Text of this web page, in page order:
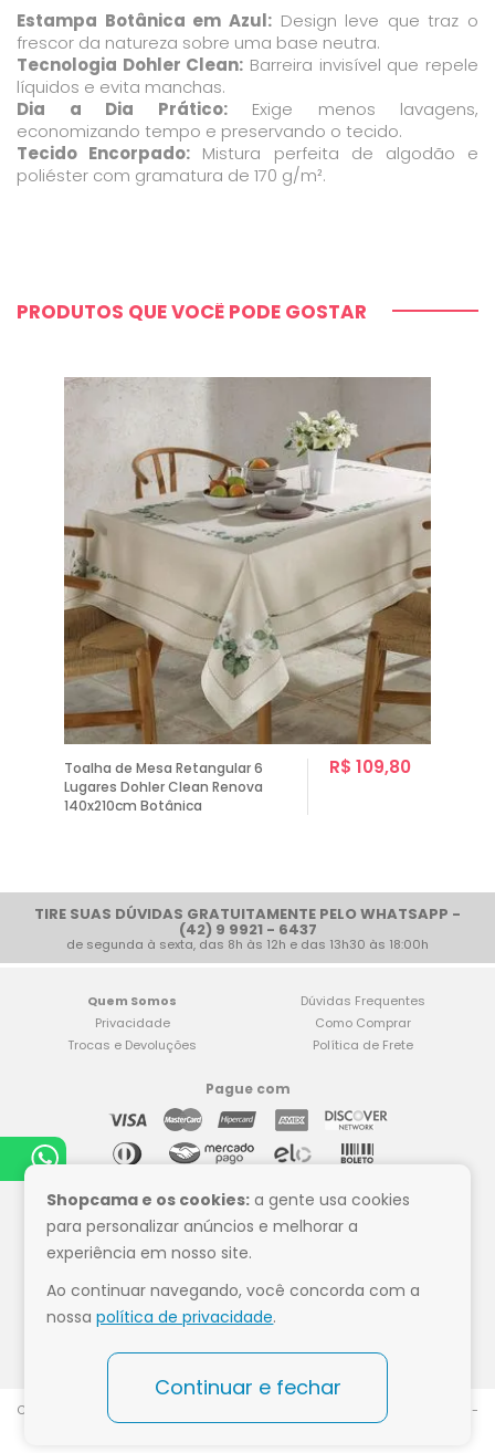
Estampa Botânica em Azul:Design leve que traz o
frescor da natureza sobre uma base neutra.
Tecnologia Dohler Clean: Barreira invisível que repele
líquidos e evita manchas.
Dia a Dia Prático:Exige menos lavagens,
economizando tempo e preservando o tecido.
Tecido Encorpado: Mistura perfeita de algodão e
poliéster com gramatura de 170 g/m².
PRODUTOS QUE VOCÊ PODE GOSTAR
Toalha de Mesa Retangular 6
Lugares Dohler Clean Renova
140x210cm Botânica
R$ 109,80
TIRE SUAS DÚVIDAS GRATUITAMENTE PELO WHATSAPP -
(42) 9 9921 - 6437
de segunda à sexta, das 8h às 12h e das 13h30 às 18:00h
Quem Somos
Privacidade
Trocas e Devoluções
Dúvidas Frequentes
Como Comprar
Política de Frete
Pague com
Compre tranquilo
Siga a Shop Cama
CNPJ:07.532.684.0002-00 - Razão Social: ShopCama - Rod Br 153, Km 75 -
Paulo Frontin - PR CEP 84635-000 Whats - (42) 9 9921-6437 - Todos os
Shopcama e os cookies: a gente usa cookies
para personalizar anúncios e melhorar a
experiência em nosso site.
Ao continuar navegando, você concorda com a
nossapolítica de privacidade.
Continuar e fechar